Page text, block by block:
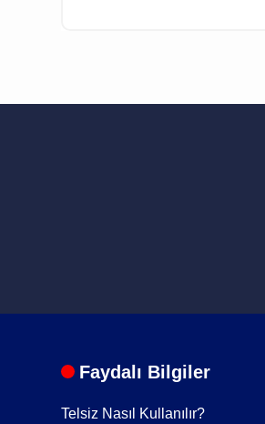
Faydalı Bilgiler
Telsiz Nasıl Kullanılır?